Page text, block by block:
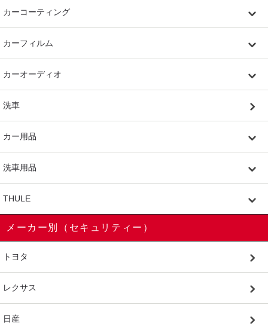
カーコーティング
カーフィルム
カーオーディオ
洗車
カー用品
洗車用品
THULE
メーカー別（セキュリティー）
トヨタ
レクサス
日産